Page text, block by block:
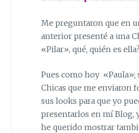
Me preguntaron que en
anterior presenté a una
«Pilar», qué, quién es
Pues como hoy «Paula»;
Chicas que me enviaron
sus looks para que yo
presentarlos en mí Blog,
he querido mostrar